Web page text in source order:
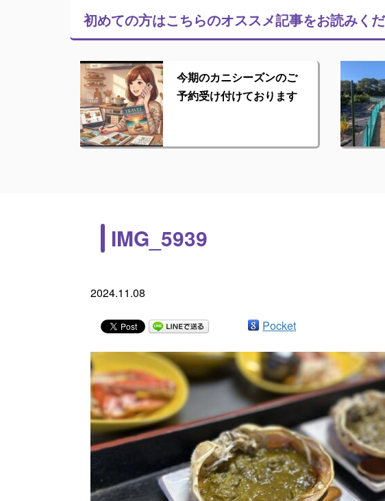
初めての方はこちらのオススメ記事をお読みく
今期のカニシーズンのご
予約受け付けております
IMG_5939
2024.11.08
Pocket